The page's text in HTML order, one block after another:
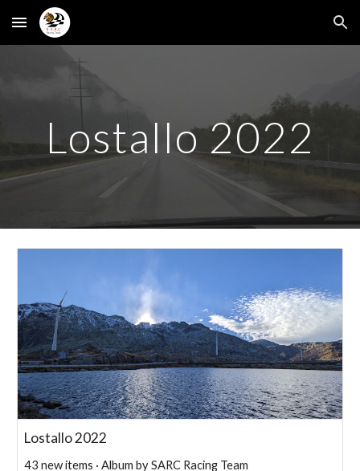
Skip to main content Skip to navigation
Lostallo 2022
Lostallo 2022
43 new items · Album by SARC Racing Team